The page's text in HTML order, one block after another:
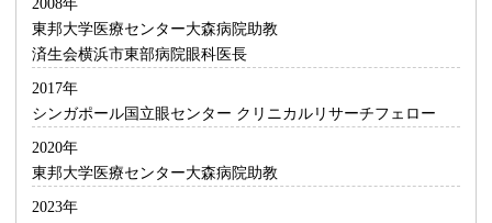
2008年
東邦大学医療センター大森病院助教
済生会横浜市東部病院眼科医長
2017年
シンガポール国立眼センター クリニカルリサーチフェロー
2020年
東邦大学医療センター大森病院助教
2023年